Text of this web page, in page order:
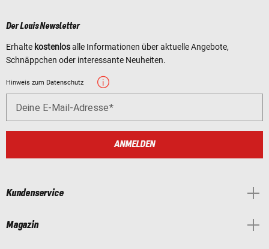
Der Louis Newsletter
Erhalte kostenlosalle Informationen über aktuelle Angebote,
Schnäppchen oder interessante Neuheiten.
Hinweis zum Datenschutz
Deine E-Mail-Adresse
ANMELDEN
Kundenservice
Magazin